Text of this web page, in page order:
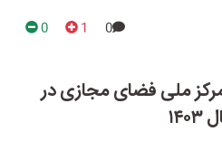
0
1
0
ملی فضای مجازی در